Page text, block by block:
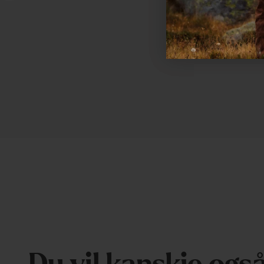
Festepunkter for ekstrautstyr foran.
Utstyrt med solide, vingformede spenner som er
håndtere i kulde og vinterforhold.
Reflekterende detaljer for økt synlighet.